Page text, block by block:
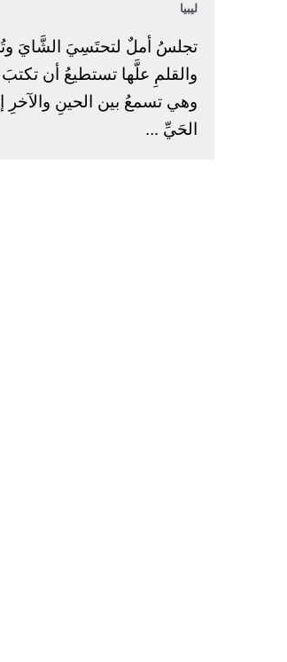
ليبيا
تجلسُ أملٌ لتحتَسِيَ الشَّايَ
والقلمِ علَّها تستطيعُ أن
وهي تسمعُ بين الحينِ والآخرِ
الحَيِّ ...